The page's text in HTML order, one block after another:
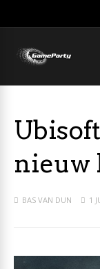
nieuw
BAS VAN DUN 1